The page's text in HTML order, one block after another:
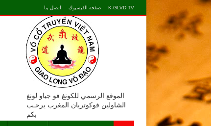
K-GLVD TV صفحة الفيسبوك اتصل بنا
الموقع الرسمي للكونغ فو جياو لونغ
الشاولين فوكوتريان المغرب يرحـب
بكم